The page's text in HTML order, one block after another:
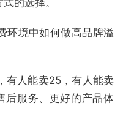
的选择。
环境中如何做高品牌溢
有人能卖25，有人能卖
后服务、更好的产品体